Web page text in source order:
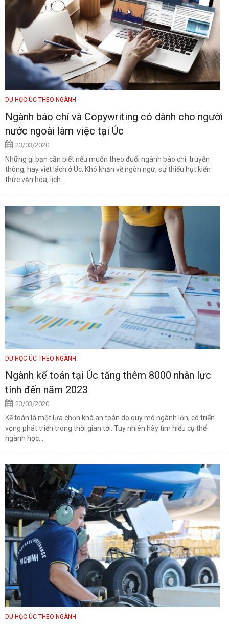
DU HỌC ÚC THEO NGÀNH
Ngành báo chí và Copywriting có dành cho người
nước ngoài làm việc tại Úc
23/03/2020
Những gì bạn cần biết nếu muốn theo đuổi ngành báo chí, truyền
thông, hay viết lách ở Úc. Khó khăn về ngôn ngữ, sự thiếu hụt kiến
thức văn hóa, lịch...
DU HỌC ÚC THEO NGÀNH
Ngành kế toán tại Úc tăng thêm 8000 nhân lực
tính đến năm 2023
23/03/2020
Kế toán là một lựa chọn khá an toàn do quy mô ngành lớn, có triển
vọng phát triển trong thời gian tới. Tuy nhiên hãy tìm hiểu cụ thể
ngành học...
DU HỌC ÚC THEO NGÀNH